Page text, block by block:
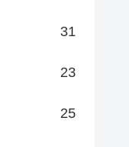
31
23
25